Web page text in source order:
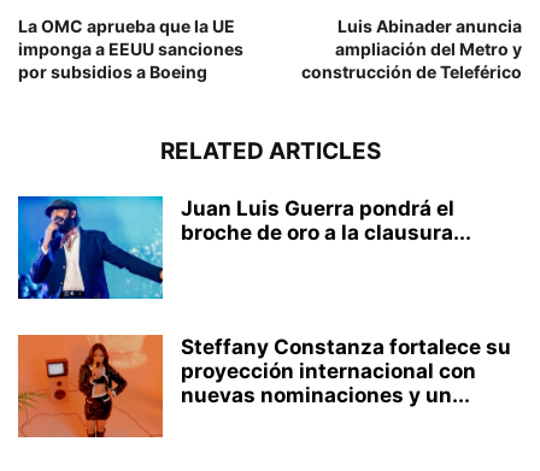
La OMC aprueba que la UE
imponga a EEUU sanciones
por subsidios a Boeing
Luis Abinader anuncia
ampliación del Metro y
construcción de Teleférico
RELATED ARTICLES
Juan Luis Guerra pondrá el
broche de oro a la clausura...
Steffany Constanza fortalece su
proyección internacional con
nuevas nominaciones y un...